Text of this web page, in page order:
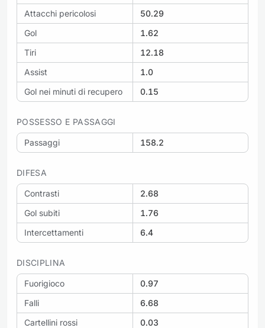
Attacchi pericolosi
50.29
Gol
1.62
Tiri
12.18
Assist
1.0
Gol nei minuti di recupero
0.15
POSSESSO E PASSAGGI
Passaggi 158.2
DIFESA
Contrasti
2.68
Gol subiti
1.76
Intercettamenti
6.4
DISCIPLINA
Fuorigioco
0.97
Falli
6.68
Cartellini rossi
0.03